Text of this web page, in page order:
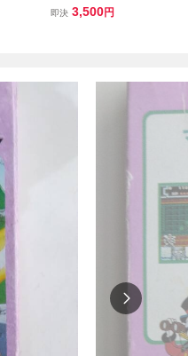
説明
イワールド2 ファミコン
即決 3,500円